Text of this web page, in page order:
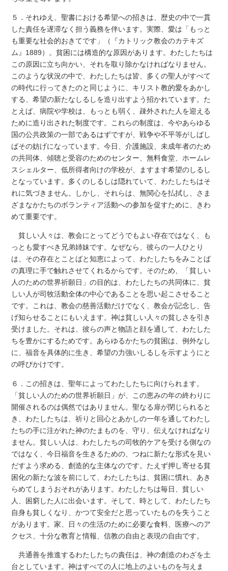
５．それゆえ、聖書における希望への招きは、歴史の中で一貫
した責任を遅滞なく担う義務を伴います。実際、愛は「もっと
も重要な社会的おきてです」（『カトリック教会のカテキズ
ム』1889）。貧困には構造的な原因があります。わたしたちは
この原因に立ち向かい、それを取り除かなければなりません。
このような状況の中で、わたしたちは皆、多くの聖人がすべて
の時代に行ってきたのと同じように、キリスト教的愛をあかし
する、希望の新たなしるしを造り出すよう招かれています。た
とえば、病院や学校は、もっとも弱く、疎外された人を迎える
ために造り出された制度です。これらの制度は、今やあらゆる
国の公共政策の一部であるはずですが、戦争や不平等がしばし
ばその妨げになっています。今日、介護施設、未成年者のため
の共同体、傾聴と受容のためのセンター、無料食堂、ホームレ
スシェルター、低所得者向けの学校が、ますます希望のしるし
となっています。多くのしるしは隠れていて、わたしたちはそ
れに気づきません。しかし、それらは、無関心を払拭し、さま
ざまなかたちのボランティア活動への参加を促すために、きわ
めて重要です。
貧しい人々は、教会にとってどうでもよい存在ではなく、も
っとも愛すべき兄弟姉妹です。なぜなら、彼らの一人ひとり
は、その存在とことばと知恵によって、わたしたちをみことば
の真理に手で触れさせてくれるからです。そのため、「貧しい
人のための世界祈願日」の目的は、わたしたちの共同体に、貧
しい人が司牧活動全体の中心であることを思い起こさせること
です。これは、教会の慈善活動だけでなく、教会が記念し、告
げ知らせることにもいえます。神は貧しい人々の貧しさを引き
受けました。それは、彼らの声と物語と顔を通して、わたした
ちを豊かにするためです。あらゆるかたちの貧困は、例外なし
に、福音を具体的に生き、希望の力強いしるしを示すようにと
の呼びかけです。
６．この招きは、聖年によってわたしたちに向けられます。
「貧しい人のための世界祈願日」が、この恵みの年の終わりに
開催されるのは偶然ではありません。聖なる扉が閉じられると
き、わたしたちは、祈りと回心とあかしの一年を通してわたし
たちの手に注がれた神のたまものを、守り、伝えなければなり
ません。貧しい人は、わたしたちの司牧的ケアを受ける側なの
ではなく、今日福音を生きるための、つねに新たな形式を見い
だすよう求める、創造的な主体なのです。たえず押し寄せる貧
困化の新たな波を前にして、わたしたちは、貧困に慣れ、あき
らめてしまうおそれがあります。わたしたちは毎日、貧しい
人、困窮した人に出会います。そして、時として、わたしたち
自身も貧しくなり、かつて安全だと思っていたものを失うこと
があります。家、日々の生活のために必要な食料、医療へのア
クセス、十分な教育と情報、信教の自由と表現の自由です。
共通善を推進するわたしたちの責任は、神の創造のわざを土
台としています。神はすべての人に地上のよいものを与えま